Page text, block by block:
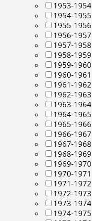
1953-1954
1954-1955
1955-1956
1956-1957
1957-1958
1958-1959
1959-1960
1960-1961
1961-1962
1962-1963
1963-1964
1964-1965
1965-1966
1966-1967
1967-1968
1968-1969
1969-1970
1970-1971
1971-1972
1972-1973
1973-1974
1974-1975